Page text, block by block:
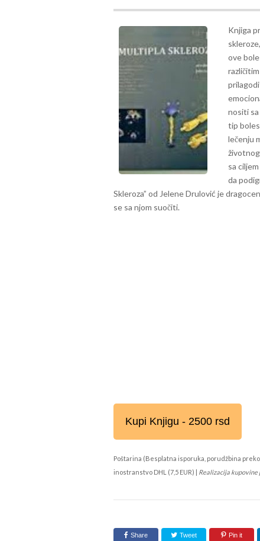
Knjiga
ove
nositi
tip
lečenju
sa
da
Skleroza” od Jelene Drulović je
se sa njom suočiti.
Kupi Knjigu - 2500 rsd
Poštarina (Besplatna isporuka, porudžbina
inostranstvo DHL (7,5 EUR) | Realizacija kupovine
Share Tweet Pin it